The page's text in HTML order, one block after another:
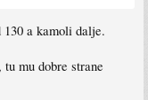
130 a kamoli dalje.
mu dobre strane